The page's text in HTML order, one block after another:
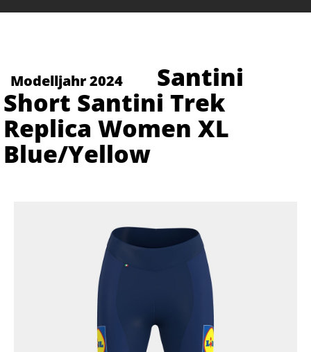
Modelljahr 2024
Santini
Short Santini Trek
Replica Women XL
Blue/Yellow